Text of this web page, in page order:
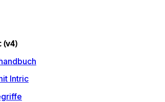
(v4)
Intric